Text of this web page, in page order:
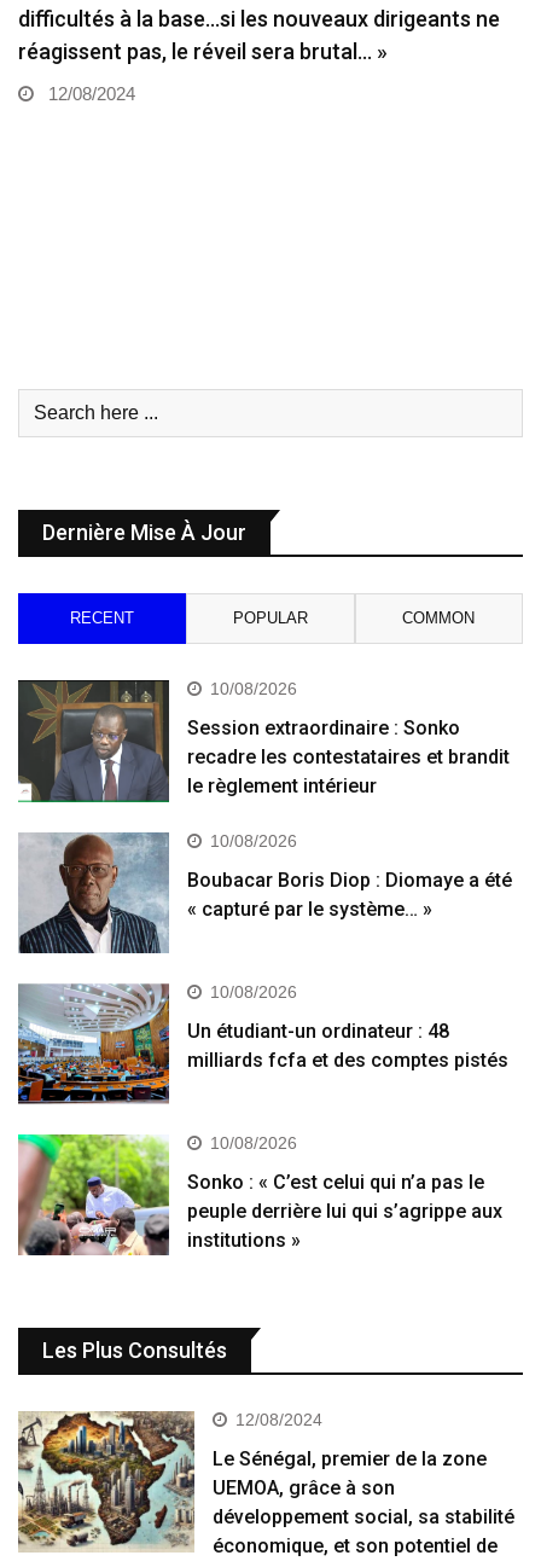
difficultés à la base…si les nouveaux dirigeants ne
réagissent pas, le réveil sera brutal… »
12/08/2024
Dernière Mise À Jour
RECENT POPULAR COMMON
10/08/2026
Session extraordinaire : Sonko
recadre les contestataires et brandit
le règlement intérieur
10/08/2026
Boubacar Boris Diop : Diomaye a été
« capturé par le système… »
10/08/2026
Un étudiant-un ordinateur : 48
milliards fcfa et des comptes pistés
10/08/2026
Sonko : « C’est celui qui n’a pas le
peuple derrière lui qui s’agrippe aux
institutions »
Les Plus Consultés
12/08/2024
Le Sénégal, premier de la zone
UEMOA, grâce à son
développement social, sa stabilité
économique, et son potentiel de